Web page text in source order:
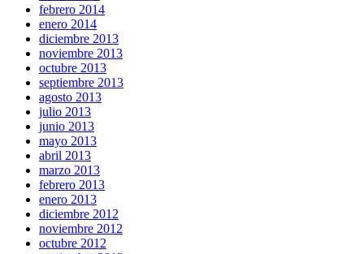
febrero 2014
enero 2014
diciembre 2013
noviembre 2013
octubre 2013
septiembre 2013
agosto 2013
julio 2013
junio 2013
mayo 2013
abril 2013
marzo 2013
febrero 2013
enero 2013
diciembre 2012
noviembre 2012
octubre 2012